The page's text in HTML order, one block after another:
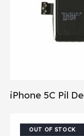
iPhone 5C Pil
OUT OF STOCK